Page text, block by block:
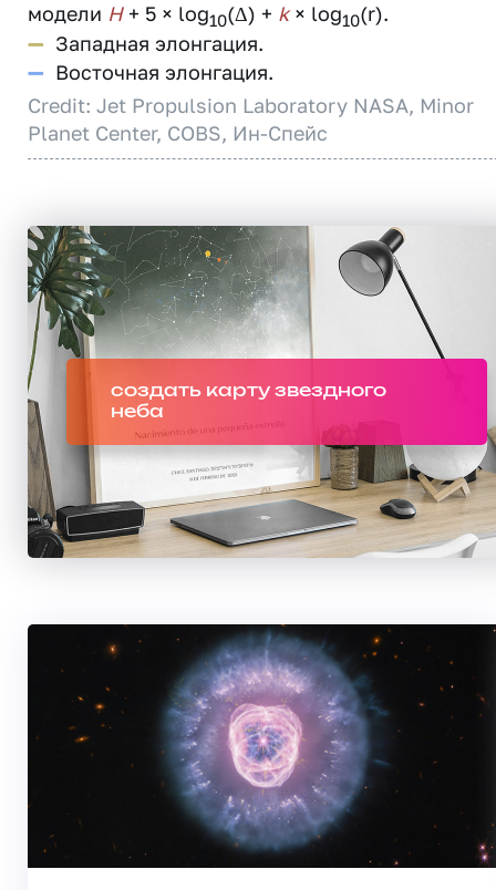
модели H+ 5 × log10(Δ) + k× log10(r).
— Западная элонгация.
— Восточная элонгация.
Credit: Jet Propulsion Laboratory NASA, Minor
Planet Center, COBS, Ин-Спейс
создать карту звездного
неба